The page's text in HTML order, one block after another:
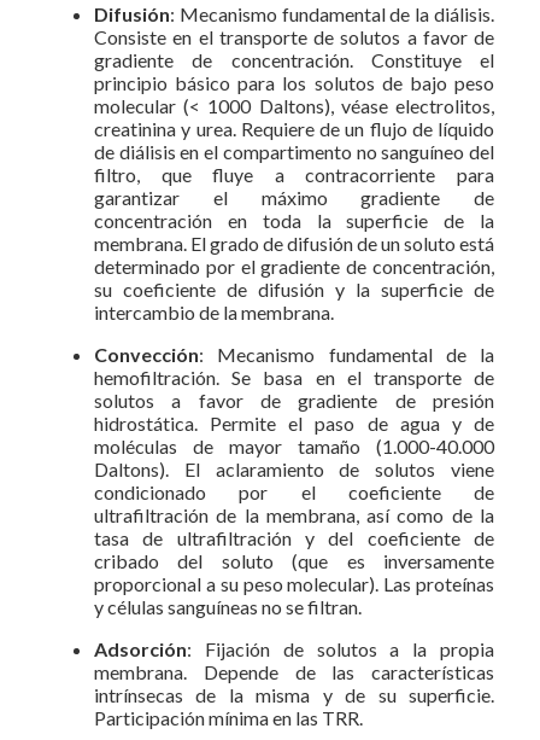
Difusión: Mecanismo fundamental de la diálisis.
Consiste en el transporte de solutos a favor de
gradiente de concentración. Constituye el
principio básico para los solutos de bajo peso
molecular (< 1000 Daltons), véase electrolitos,
creatinina y urea. Requiere de un flujo de líquido
de diálisis en el compartimento no sanguíneo del
filtro, que fluye a contracorriente para
garantizar el máximo gradiente de
concentración en toda la superficie de la
membrana. El grado de difusión de un soluto está
determinado por el gradiente de concentración,
su coeficiente de difusión y la superficie de
intercambio de la membrana.
Convección: Mecanismo fundamental de la
hemofiltración. Se basa en el transporte de
solutos a favor de gradiente de presión
hidrostática. Permite el paso de agua y de
moléculas de mayor tamaño (1.000-40.000
Daltons). El aclaramiento de solutos viene
condicionado por el coeficiente de
ultrafiltración de la membrana, así como de la
tasa de ultrafiltración y del coeficiente de
cribado del soluto (que es inversamente
proporcional a su peso molecular). Las proteínas
y células sanguíneas no se filtran.
Adsorción: Fijación de solutos a la propia
membrana. Depende de las características
intrínsecas de la misma y de su superficie.
Participación mínima en las TRR.